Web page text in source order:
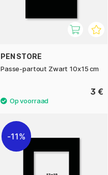
PEN STORE
Passe-partout Zwart 10x15 cm
3 €
11%